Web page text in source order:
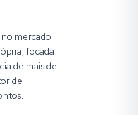
mercado
focada
de mais de
de